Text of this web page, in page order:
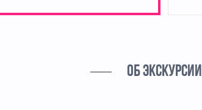
ОБ ЭКСКУРСИИ